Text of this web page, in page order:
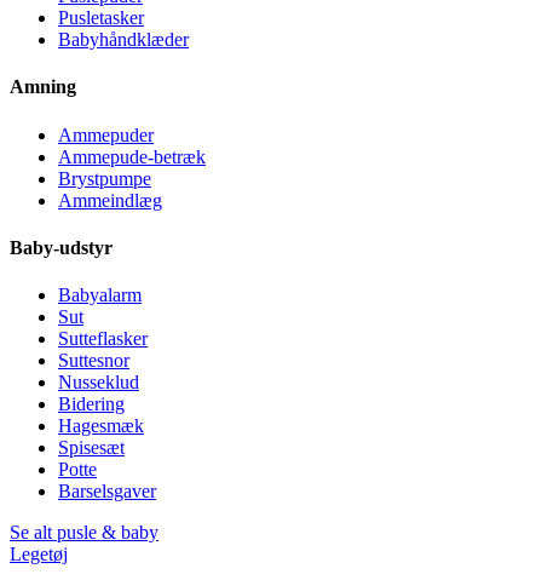
Pusletasker
Babyhåndklæder
Amning
Ammepuder
Ammepude-betræk
Brystpumpe
Ammeindlæg
Baby-udstyr
Babyalarm
Sut
Sutteflasker
Suttesnor
Nusseklud
Bidering
Hagesmæk
Spisesæt
Potte
Barselsgaver
Se alt pusle & baby
Legetøj